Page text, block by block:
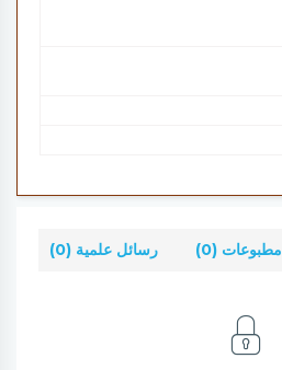
مطبوعات (0) رسائل علمية (0)